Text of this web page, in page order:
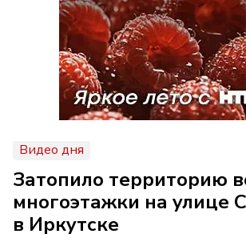
Видео дня
Затопило территорию
многоэтажки на улице
в Иркутске